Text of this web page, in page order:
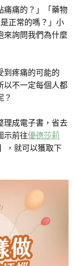
痛痛的？」「藥物
正常的嗎？」小
來詢問我們為什麼
到疼痛的可能的
以不一定每個人都
？
理成電子書，省去
示前往優德莎莉
，就可以獲取下